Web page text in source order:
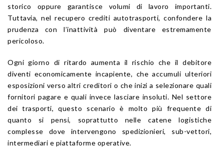
storico oppure garantisce volumi di lavoro importanti.
Tuttavia, nel recupero crediti autotrasporti, confondere la
prudenza con l’inattività può diventare estremamente
pericoloso.
Ogni giorno di ritardo aumenta il rischio che il debitore
diventi economicamente incapiente, che accumuli ulteriori
esposizioni verso altri creditori o che inizi a selezionare quali
fornitori pagare e quali invece lasciare insoluti. Nel settore
dei trasporti, questo scenario è molto più frequente di
quanto si pensi, soprattutto nelle catene logistiche
complesse dove intervengono spedizionieri, sub-vettori,
intermediari e piattaforme operative.